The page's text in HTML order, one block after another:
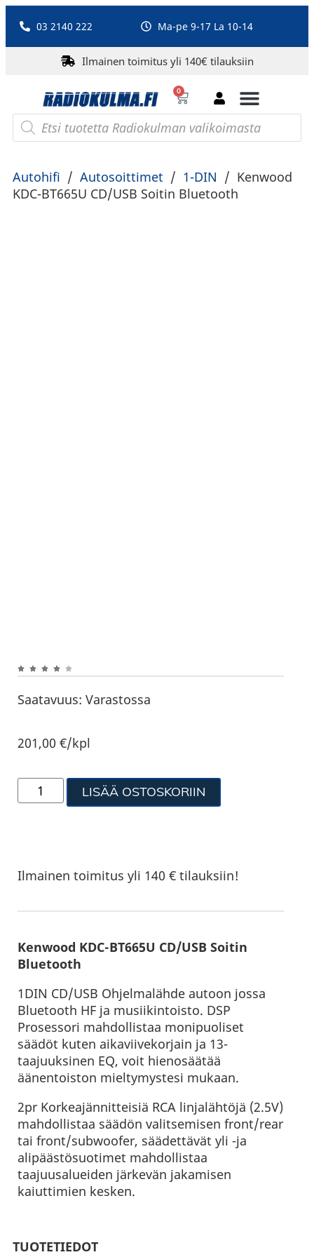
03 2140 222 Ma-pe 9-17 La 10-14
Ilmainen toimitus yli 140€ tilauksiin
0
Autohifi / Autosoittimet / 1-DIN / Kenwood
KDC-BT665U CD/USB Soitin Bluetooth
Saatavuus: Varastossa
201,00€/kpl
LISÄÄ OSTOSKORIIN
Ilmainen toimitus yli 140 € tilauksiin!
Kenwood KDC-BT665U CD/USB Soitin
Bluetooth
1DIN CD/USB Ohjelmalähde autoon jossa
Bluetooth HF ja musiikintoisto. DSP
Prosessori mahdollistaa monipuoliset
säädöt kuten aikaviivekorjain ja 13-
taajuuksinen EQ, voit hienosäätää
äänentoiston mieltymystesi mukaan.
2pr Korkeajännitteisiä RCA linjalähtöjä (2.5V)
mahdollistaa säädön valitsemisen front/rear
tai front/subwoofer, säädettävät yli -ja
alipäästösuotimet mahdollistaa
taajuusalueiden järkevän jakamisen
kaiuttimien kesken.
TUOTETIEDOT